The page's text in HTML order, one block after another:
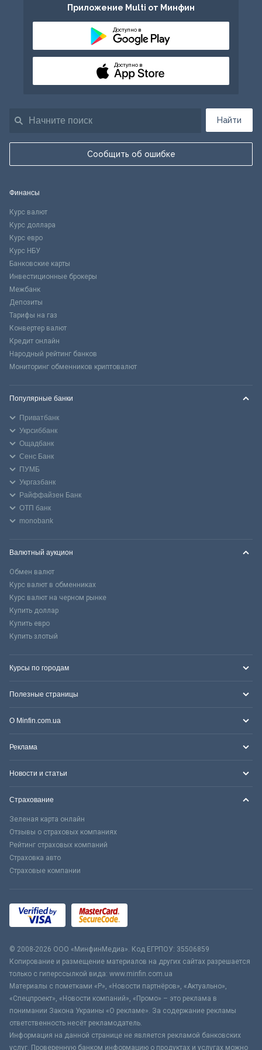
Найти
Сообщить об ошибке
Приложение Multi от Минфин
Доступно в
Доступно в
Финансы
Курс валют
Курс доллара
Курс евро
Курс НБУ
Банковские карты
Инвестиционные брокеры
Межбанк
Депозиты
Тарифы на газ
Конвертер валют
Кредит онлайн
Народный рейтинг банков
Мониторинг обменников криптовалют
Популярные банки
Приватбанк
Укрсиббанк
Ощадбанк
Сенс Банк
ПУМБ
Укргазбанк
Райффайзен Банк
ОТП банк
monobank
Валютный аукцион
Обмен валют
Курс валют в обменниках
Курс валют на черном рынке
Купить доллар
Купить евро
Купить злотый
Курсы по городам
Полезные страницы
О Minfin.com.ua
Реклама
Новости и статьи
Страхование
Зеленая карта онлайн
Отзывы о страховых компаниях
Рейтинг страховых компаний
Страховка авто
Страховые компании
© 2008-2026 ООО «МинфинМедиа». Код ЕГРПОУ: 35506859
Копирование и размещение материалов на других сайтах разрешается
только с гиперссылкой вида: www.minfin.com.ua
Материалы с пометками «Р», «Новости партнёров», «Актуально»,
«Спецпроект», «Новости компаний», «Промо» – это реклама в
понимании Закона Украины «О рекламе». За содержание рекламы
ответственность несёт рекламодатель.
Информация на данной странице не является рекламой банковских
услуг. Проверенную банком информацию о продуктах и услугах можно